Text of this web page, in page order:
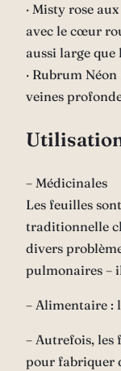
∙ Misty rose
avec le cœur
aussi large que
∙ Rubrum
veines
– Médicinales
Les feuilles
traditionnelle
divers
pulmonaires –
– Alimentaire :
– Autrefois, les
pour fabriquer